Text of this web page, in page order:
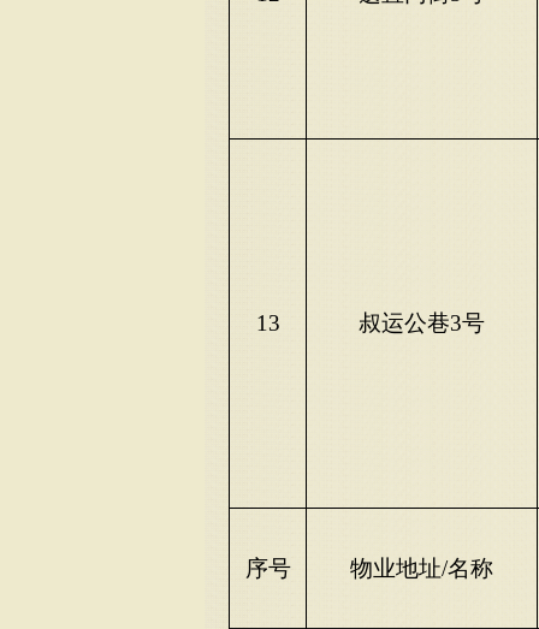
13 叔运公巷3号
序号 物业地址/名称